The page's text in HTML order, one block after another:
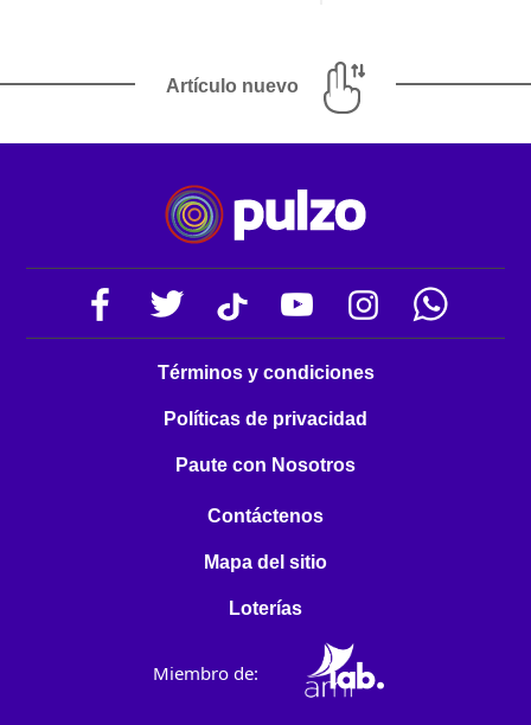
Artículo nuevo
Términos y condiciones
Políticas de privacidad
Paute con Nosotros
Contáctenos
Mapa del sitio
Loterías
Miembro de: